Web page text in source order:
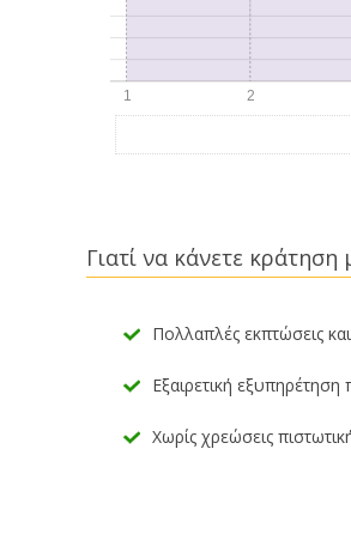
Γιατί να κάνετε κράτηση
Πολλαπλές εκπτώσεις
Εξαιρετική εξυπηρέτηση
Χωρίς χρεώσεις